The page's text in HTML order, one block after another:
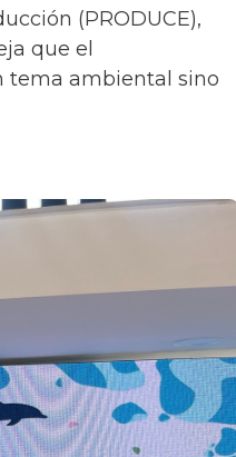
(PRODUCE),
que el
tema ambiental sino